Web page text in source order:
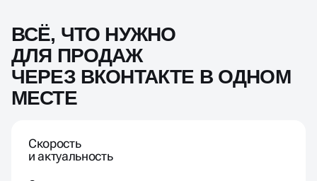
ВСЁ, ЧТО НУЖНО
ДЛЯ ПРОДАЖ
ЧЕРЕЗ ВКОНТАКТЕ В ОДНОМ
МЕСТЕ
Скорость
и актуальность